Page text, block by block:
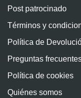
Post patrocinado
Términos y
Política de
Preguntas
Política de cookies
Quiénes somos